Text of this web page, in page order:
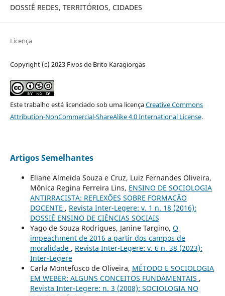
DOSSIÊ REDES, TERRITÓRIOS, CIDADES
Licença
Copyright (c) 2023 Fivos de Brito Karagiorgas
Este trabalho está licenciado sob uma licençaCreative Commons
Attribution-NonCommercial-ShareAlike 4.0 International License.
Artigos Semelhantes
Eliane Almeida Souza e Cruz, Luiz Fernandes Oliveira,
Mônica Regina Ferreira Lins, ENSINO DE SOCIOLOGIA
ANTIRRACISTA: REFLEXÕES SOBRE FORMAÇÃO
DOCENTE , Revista Inter-Legere: v. 1 n. 18 (2016):
DOSSIÊ ENSINO DE CIÊNCIAS SOCIAIS
Yago de Souza Rodrigues, Janine Targino, O
impeachment de 2016 a partir dos campos de
moralidade , Revista Inter-Legere: v. 6 n. 38 (2023):
Inter-Legere
Carla Montefusco de Oliveira, MÉTODO E SOCIOLOGIA
EM WEBER: ALGUNS CONCEITOS FUNDAMENTAIS ,
Revista Inter-Legere: n. 3 (2008): SOCIOLOGIA NO